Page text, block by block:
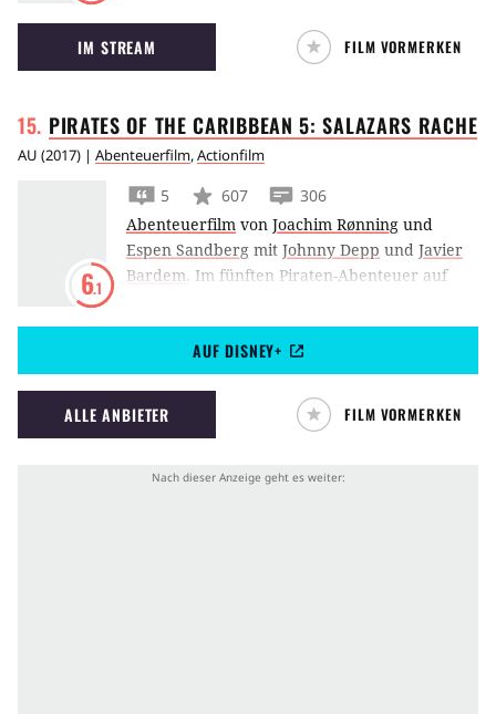
wo er seinen Namen in Harvie Krumpet
ändert. Obgleich sich die Unglücksfälle in
seinem Leben aneinanderreihen, bleibt er
Krankenschwester, die er im Krankenhaus
kennengelernt hat. Gemeinsam ziehen sie ein
IM STREAM FILM VORMERKEN
PIRATES OF THE CARIBBEAN 5: SALAZARS RACHE
AU (2017) | Abenteuerfilm,Actionfilm
6.1
5 607
306
Abenteuerfilm von Joachim Rønning und
Espen Sandberg mit Johnny Depp und Javier
Bardem. Im fünften Piraten-Abenteuer auf
Captain Jack Sparrow die Gischt des Meeres
ins Gesicht: Pirates of the Caribbean 5:
Salazars Rache.
AUF DISNEY+
ALLE ANBIETER FILM VORMERKEN